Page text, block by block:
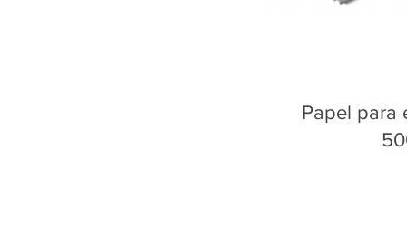
Papel para